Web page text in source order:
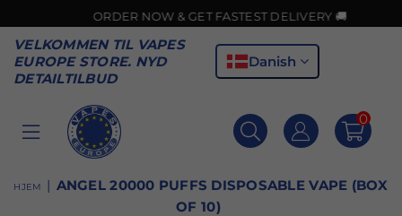
ORDER NOW & GET FASTEST DELIVERY 🚚
VELKOMMEN TIL VAPES
EUROPE STORE. NYD
DETAILTILBUD
Danish
VAPES
EUROPE
0
HJEM | ANGEL 20000 PUFFS DISPOSABLE VAPE (BOX
OF 10)